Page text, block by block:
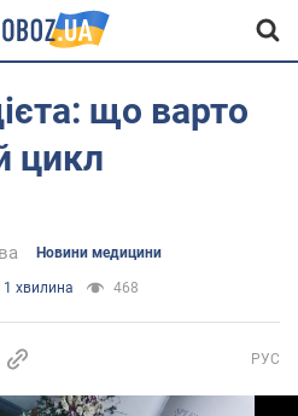
що варто
цикл
Новини медицини
1 хвилина 468
РУС